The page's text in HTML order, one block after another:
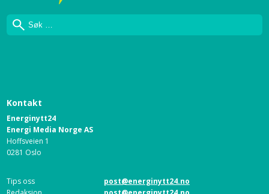
Søk
Kontakt
Energinytt24
Energi Media Norge AS
Hoffsveien 1
0281 Oslo
Tips oss
post@energinytt24.no